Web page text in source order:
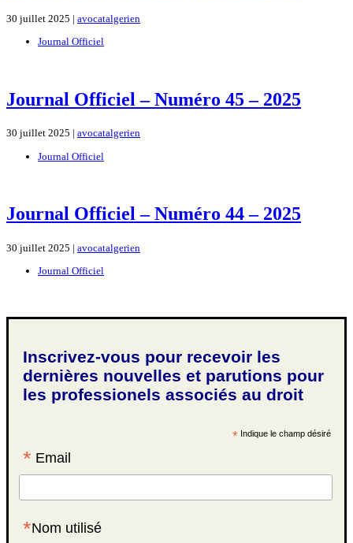
30 juillet 2025 | avocatalgerien
Journal Officiel
Journal Officiel – Numéro 45 – 2025
30 juillet 2025 | avocatalgerien
Journal Officiel
Journal Officiel – Numéro 44 – 2025
30 juillet 2025 | avocatalgerien
Journal Officiel
Inscrivez-vous pour recevoir les
dernières nouvelles et parutions pour
les professionels associés au droit
* Indique le champ désiré
* Email
*Nom utilisé